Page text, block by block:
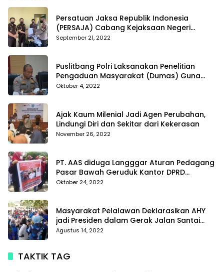
Persatuan Jaksa Republik Indonesia
(PERSAJA) Cabang Kejaksaan Negeri
Tanggamus resmi melaporkan Alvin Lim ke
September 21, 2022
Puslitbang Polri Laksanakan Penelitian
Pengaduan Masyarakat (Dumas) Guna
Meningkatkan Profesionalisme Personil Polri
Oktober 4, 2022
Ajak Kaum Milenial Jadi Agen Perubahan,
Lindungi Diri dan Sekitar dari Kekerasan
November 26, 2022
PT. AAS diduga Langggar Aturan Pedagang
Pasar Bawah Geruduk Kantor DPRD
Pekanbaru
Oktober 24, 2022
Masyarakat Pelalawan Deklarasikan AHY
jadi Presiden dalam Gerak Jalan Santai
Partai Demokrat
Agustus 14, 2022
TAKTIK TAG